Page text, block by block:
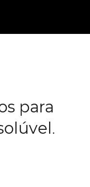
para
.